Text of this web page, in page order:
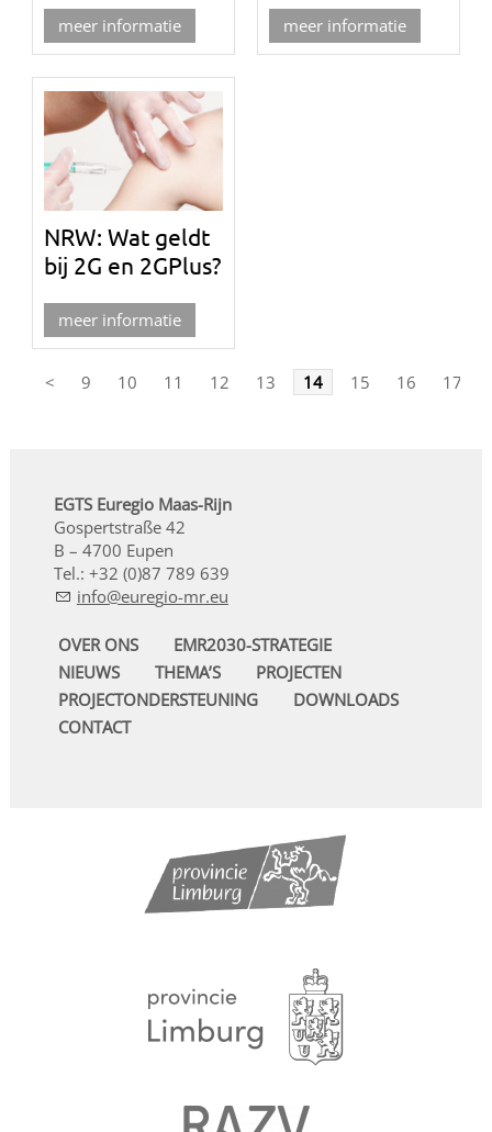
meer informatie meer informatie
NRW: Wat geldt
bij 2G en 2GPlus?
meer informatie
< 9 10 11 12 13 14 15 16 17
EGTS Euregio Maas-Rijn
Gospertstraße 42
B – 4700 Eupen
Tel.: +32 (0)87 789 639
nf
r g -mr
OVER ONS
EMR2030-STRATEGIE
NIEUWS
THEMA’S
PROJECTEN
PROJECTONDERSTEUNING
DOWNLOADS
CONTACT